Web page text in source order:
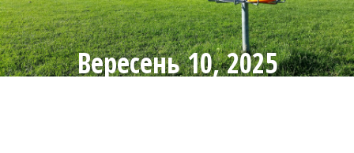
Вересень 10, 2025